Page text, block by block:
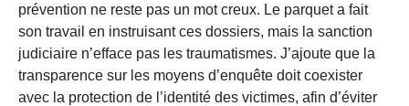
prévention ne reste pas un mot creux. Le parquet a fait
son travail en instruisant ces dossiers, mais la sanction
judiciaire n’efface pas les traumatismes. J’ajoute que la
transparence sur les moyens d’enquête doit coexister
avec la protection de l’identité des victimes, afin d’éviter